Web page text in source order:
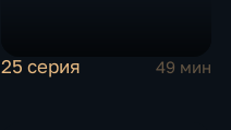
25 серия 49 мин